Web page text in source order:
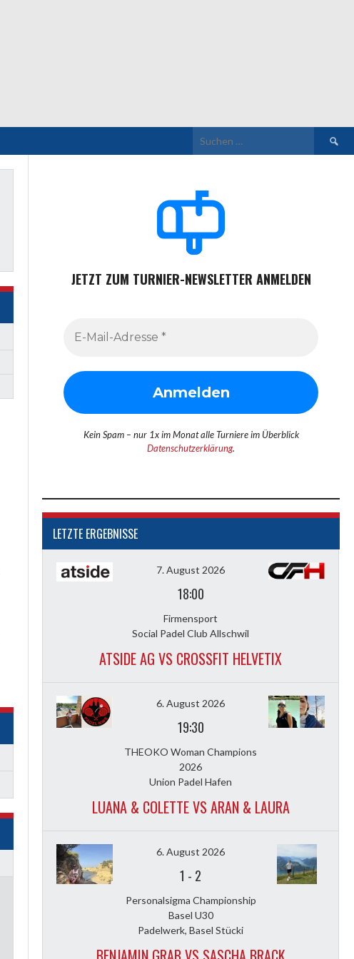
Suchen
nach:
JETZT ZUM TURNIER-NEWSLETTER ANMELDEN
Kein Spam – nur 1x im Monat alle Turniere im Überblick
Datenschutzerklärung.
LETZTE ERGEBNISSE
7. August 2026
18:00
Firmensport
Social Padel Club Allschwil
ATSIDE AG VS CROSSFIT HELVETIX
6. August 2026
19:30
THEOKO Woman Champions
2026
Union Padel Hafen
LUANA & COLETTE VS ARAN & LAURA
6. August 2026
1 - 2
Personalsigma Championship
Basel U30
Padelwerk, Basel Stücki